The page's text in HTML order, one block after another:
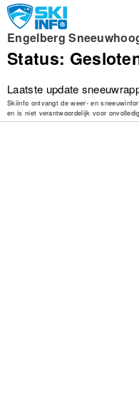
Engelberg
Status:
Laatste update
Skiinfo ontvangt de weer- en
en is niet verantwoordelijk voor